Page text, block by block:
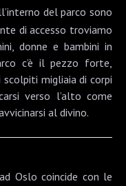
del parco sono
di accesso troviamo
donne e bambini in
c’è il pezzo forte,
migliaia di corpi
verso l’alto come
al divino.
Oslo coincide con le